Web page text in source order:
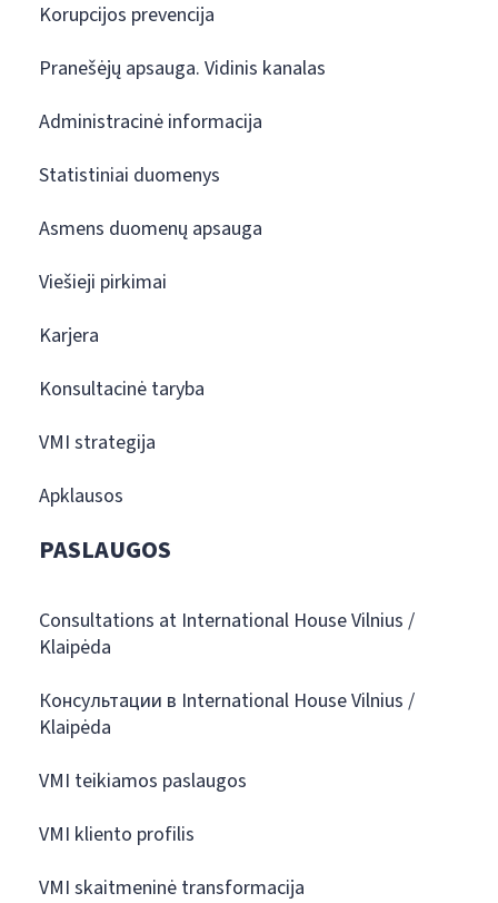
Korupcijos prevencija
Pranešėjų apsauga. Vidinis kanalas
Administracinė informacija
Statistiniai duomenys
Asmens duomenų apsauga
Viešieji pirkimai
Karjera
Konsultacinė taryba
VMI strategija
Apklausos
PASLAUGOS
Consultations at International House Vilnius /
Klaipėda
Консультации в International House Vilnius /
Klaipėda
VMI teikiamos paslaugos
VMI kliento profilis
VMI skaitmeninė transformacija